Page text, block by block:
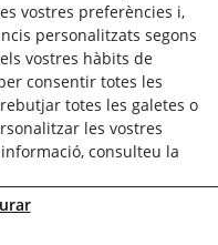
vostres preferències i,
personalitzats segons
vostres hàbits de
consentir totes les
rebutjar totes les galetes o
les vostres
consulteu la